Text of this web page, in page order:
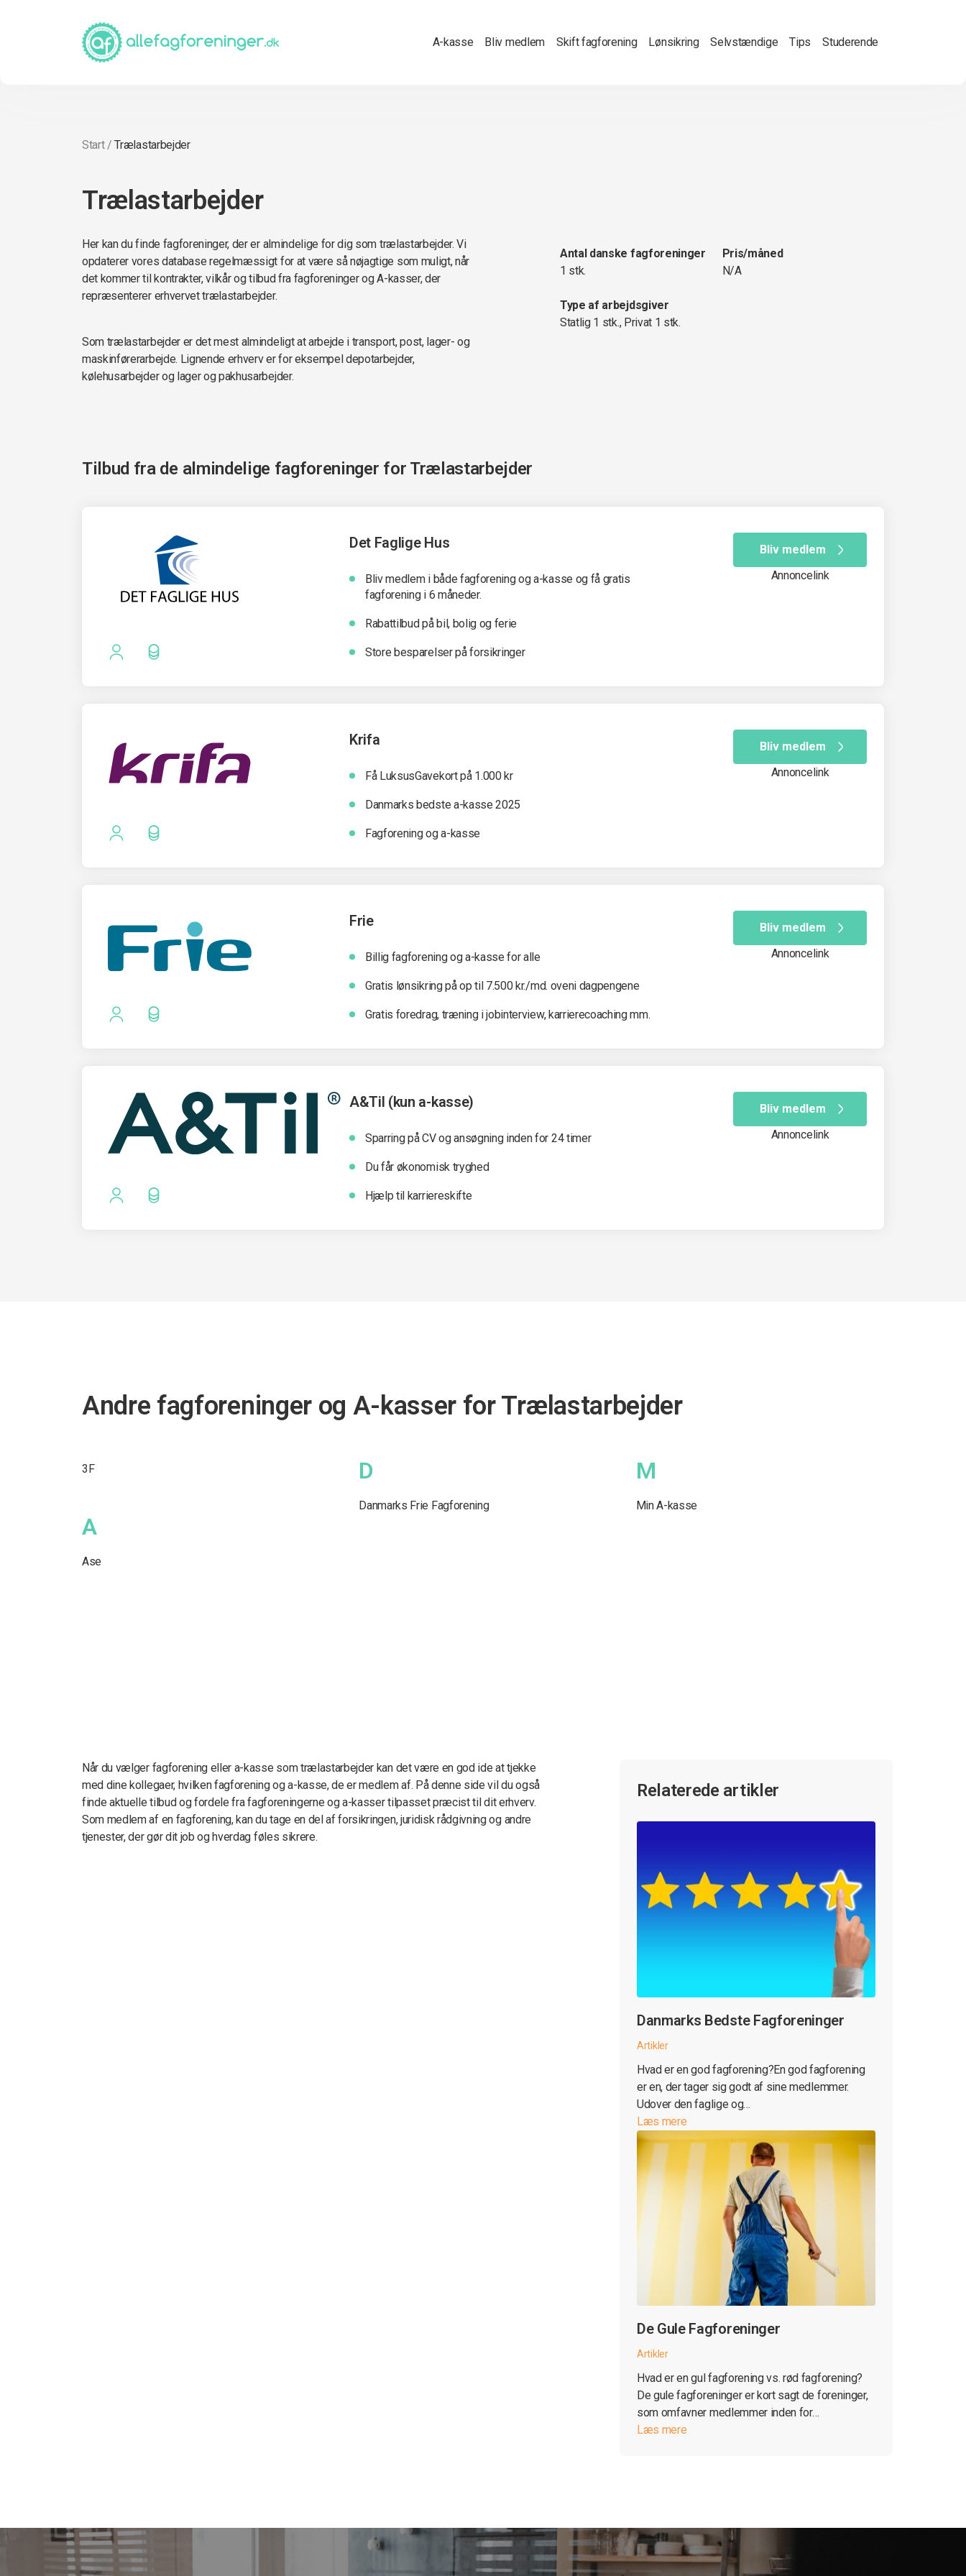
A-kasse Bliv medlem Skift fagforening Lønsikring Selvstændige Tips Studerende
Start/Trælastarbejder
Trælastarbejder
Her kan du finde fagforeninger, der er almindelige for dig som trælastarbejder. Vi
opdaterer vores database regelmæssigt for at være så nøjagtige som muligt, når
det kommer til kontrakter, vilkår og tilbud fra fagforeninger og A-kasser, der
repræsenterer erhvervet trælastarbejder.
Som trælastarbejder er det mest almindeligt at arbejde i transport, post, lager- og
maskinførerarbejde. Lignende erhverv er for eksempel depotarbejder,
kølehusarbejder og lager og pakhusarbejder.
Antal danske fagforeninger
1 stk.
Pris/måned
N/A
Type af arbejdsgiver
Statlig 1 stk., Privat 1 stk.
Tilbud fra de almindelige fagforeninger for Trælastarbejder
Det Faglige Hus
Bliv medlem i både fagforening og a-kasse og få gratis
fagforening i 6 måneder.
Rabattilbud på bil, bolig og ferie
Store besparelser på forsikringer
Bliv medlem
Annoncelink
Krifa
Få LuksusGavekort på 1.000 kr
Danmarks bedste a-kasse 2025
Fagforening og a-kasse
Bliv medlem
Annoncelink
Frie
Billig fagforening og a-kasse for alle
Gratis lønsikring på op til 7.500 kr./md. oveni dagpengene
Gratis foredrag, træning i jobinterview, karrierecoaching mm.
Bliv medlem
Annoncelink
A&Til (kun a-kasse)
Sparring på CV og ansøgning inden for 24 timer
Du får økonomisk tryghed
Hjælp til karriereskifte
Bliv medlem
Annoncelink
Andre fagforeninger og A-kasser for Trælastarbejder
3F
A
Ase
D
Danmarks Frie Fagforening
M
Min A-kasse
Når du vælger fagforening eller a-kasse som trælastarbejder kan det være en god ide at tjekke
med dine kollegaer, hvilken fagforening og a-kasse, de er medlem af. På denne side vil du også
finde aktuelle tilbud og fordele fra fagforeningerne og a-kasser tilpasset præcist til dit erhverv.
Som medlem af en fagforening, kan du tage en del af forsikringen, juridisk rådgivning og andre
tjenester, der gør dit job og hverdag føles sikrere.
Relaterede artikler
Danmarks Bedste Fagforeninger
Artikler
Hvad er en god fagforening?En god fagforening
er en, der tager sig godt af sine medlemmer.
Udover den faglige og…
Læs mere
De Gule Fagforeninger
Artikler
Hvad er en gul fagforening vs. rød fagforening?
De gule fagforeninger er kort sagt de foreninger,
som omfavner medlemmer inden for…
Læs mere